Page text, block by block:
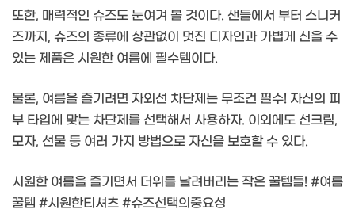
또한, 매력적인 슈즈도 눈여겨 볼 것이다. 샌들에서 부터 스니커
즈까지, 슈즈의 종류에 상관없이 멋진 디자인과 가볍게 신을 수
있는 제품은 시원한 여름에 필수템이다.
물론, 여름을 즐기려면 자외선 차단제는 무조건 필수! 자신의 피
부 타입에 맞는 차단제를 선택해서 사용하자. 이외에도 선크림,
모자, 선물 등 여러 가지 방법으로 자신을 보호할 수 있다.
시원한 여름을 즐기면서 더위를 날려버리는 작은 꿀템들! #여름
꿀템 #시원한티셔츠 #슈즈선택의중요성